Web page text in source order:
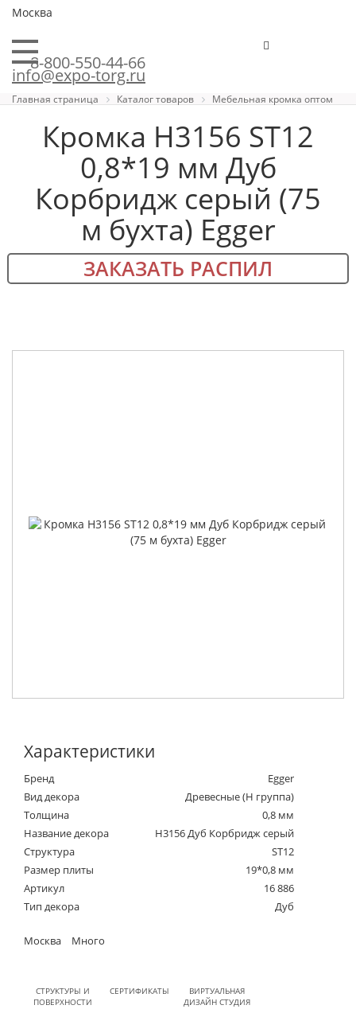
Москва
8-800-550-44-66
info@expo-torg.ru
Главная страница Каталог товаров Мебельная кромка оптом
Кромка H3156 ST12
0,8*19 мм Дуб
Корбридж серый (75
м бухта) Egger
ЗАКАЗАТЬ РАСПИЛ
Характеристики
Бренд
Egger
Вид декора
Древесные (Н группа)
Толщина
0,8 мм
Название декора
H3156 Дуб Корбридж серый
Структура
ST12
Размер плиты
19*0,8 мм
Артикул
16 886
Тип декора
Дуб
Москва Много
СТРУКТУРЫ И
ПОВЕРХНОСТИ
СЕРТИФИКАТЫ
ВИРТУАЛЬНАЯ
ДИЗАЙН СТУДИЯ